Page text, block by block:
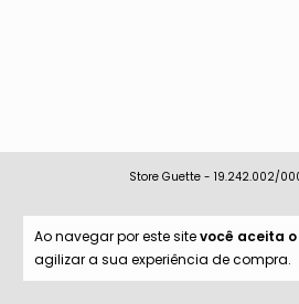
Ao navegar por este sitevocê aceita o
agilizar a sua experiência de compra.
Store Guette - 19.242.002/